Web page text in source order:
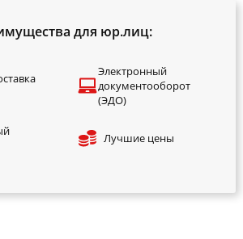
для юр.лиц:
Электронный
документооборот
(ЭДО)
Лучшие цены